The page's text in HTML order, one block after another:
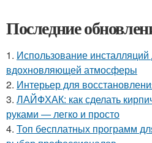
Последние
1. Использование инсталляций
вдохновляющей атмосферы
2. Интерьер для
3. ЛАЙФХАК: как сделать
руками — легко и просто
4. Топ бесплатных программ